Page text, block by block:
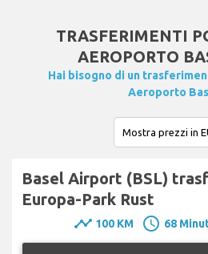
TRASFERIMENTI
AEROPORTO
Hai bisogno di un
Aeroporto
Basel Airport (BSL)
Europa-Park Rust
timeline 100 KM schedule 68